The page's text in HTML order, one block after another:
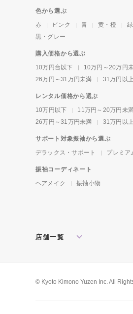
色から選ぶ
赤
ピンク 青 黄・橙 緑
黒・グレー
購入価格から選ぶ
10万円台以下
10万円～20万円
26万円～31万円未満
31万円以上
レンタル価格から選ぶ
10万円以下
11万円～20万円未
26万円～31万円未満
31万円以上
サポート対象振袖から選ぶ
デラックス・サポート
プレミア
振袖コーディネート
ヘアメイク
振袖小物
店舗一覧
松戸店
東
© Kyoto Kimono Yuzen Inc. All